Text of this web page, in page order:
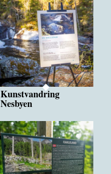
Kunstvandring
Nesbyen